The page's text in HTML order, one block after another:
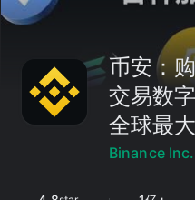
币安：
交易数
全球最
Binance Inc.